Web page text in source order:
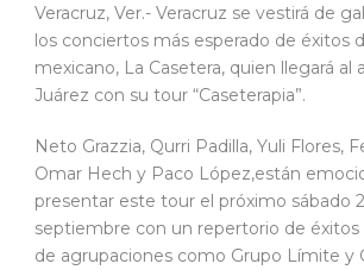
Veracruz, Ver.- Veracruz se vestirá de
los conciertos más esperado de éxitos
mexicano, La Casetera, quien llegará al
Juárez con su tour “Caseterapia”.
Neto Grazzia, Qurri Padilla, Yuli Flores,
Omar Hech y Paco López,están
presentar este tour el próximo sábado
septiembre con un repertorio de éxitos
de agrupaciones como Grupo Límite y